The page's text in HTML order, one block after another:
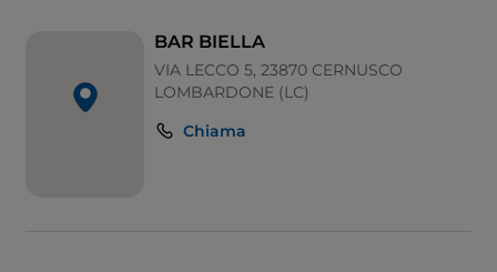
BAR BIELLA
VIA LECCO 5, 23870 CERNUSCO
LOMBARDONE (LC)
Chiama